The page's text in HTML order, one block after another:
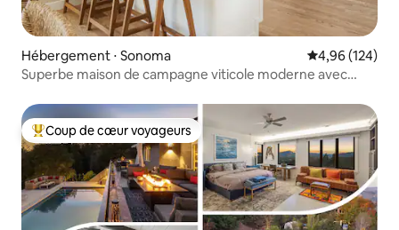
Hébergement ⋅ Sonoma Évaluation
4,96 (124)
Superbe maison de campagne viticole moderne avec
Coups de cœur voyageurs les plus appréciés
Coup de cœur voyageurs